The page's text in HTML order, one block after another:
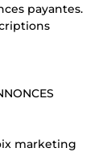
payantes.
marketing